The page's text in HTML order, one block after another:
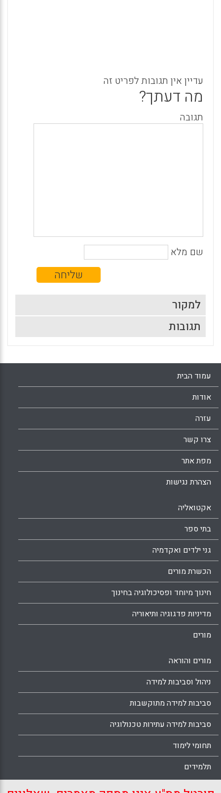
עדיין אין תגובות לפריט זה
מה דעתך?
תגובה
שם מלא
למקור
תגובות
עמוד הבית
אודות
עזרה
צרו קשר
מפת אתר
הצהרת נגישות
אקטואליה
בתי ספר
גני ילדים ואקדמיה
הכשרת מורים
חינוך מיוחד ופסיכולוגיה בחינוך
מדיניות פדגוגיה ותיאוריה
מורים
מורים והוראה
ניהול וסביבות למידה
סביבות למידה מתוקשבות
סביבות למידה עתירות טכנולוגיה
תחומי לימוד
תלמידים